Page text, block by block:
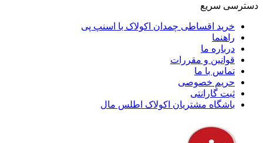
دسترسی سریع
خرید اقساطی چمدان اکولاک با اسنپ پی
راهنما
درباره ما
قوانین و مقررات
تماس با ما
حریم خصوصی
ثبت گارانتی
باشگاه مشتریان اکولاک اطلس مال